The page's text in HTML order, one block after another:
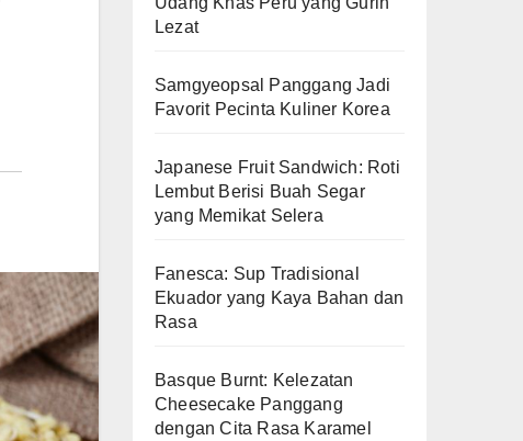
Lezat
Samgyeopsal Panggang Jadi
Favorit Pecinta Kuliner Korea
Japanese Fruit Sandwich: Roti
Lembut Berisi Buah Segar
yang Memikat Selera
Fanesca: Sup Tradisional
Ekuador yang Kaya Bahan dan
Rasa
Basque Burnt: Kelezatan
Cheesecake Panggang
dengan Cita Rasa Karamel